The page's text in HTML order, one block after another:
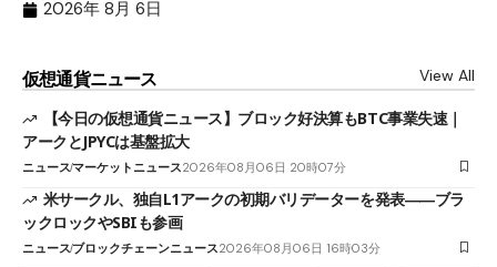
2026年 8月 6日
仮想通貨ニュース View All
【今日の仮想通貨ニュース】ブロック好決算もBTC事業失速｜
アークとJPYCは基盤拡大
ニュースマーケットニュース2026年08月06日 20時07分
米サークル、独自L1アークの初期バリデーターを発表――ブラ
ックロックやSBIも参画
ニュースブロックチェーンニュース2026年08月06日 16時03分